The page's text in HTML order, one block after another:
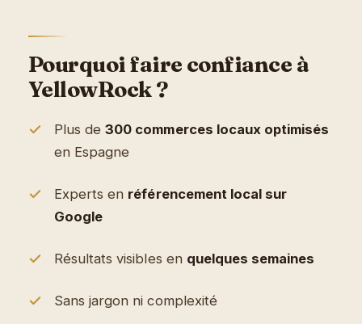
Pourquoi faire confiance à
YellowRock ?
Plus de300 commerces locaux optimisés
en Espagne
Experts en référencement local sur
Google
Résultats visibles en quelques semaines
Sans jargon ni complexité